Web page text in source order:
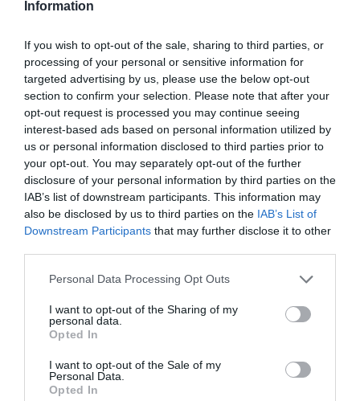
Information
If you wish to opt-out of the sale, sharing to third parties, or
processing of your personal or sensitive information for
targeted advertising by us, please use the below opt-out
section to confirm your selection. Please note that after your
opt-out request is processed you may continue seeing
interest-based ads based on personal information utilized by
us or personal information disclosed to third parties prior to
your opt-out. You may separately opt-out of the further
disclosure of your personal information by third parties on the
IAB’s list of downstream participants. This information may
also be disclosed by us to third parties on the IAB’s List of
Downstream Participants that may further disclose it to other
Personal Data Processing Opt Outs
I want to opt-out of the Sharing of my
personal data.
Opted In
I want to opt-out of the Sale of my
Personal Data.
Opted In